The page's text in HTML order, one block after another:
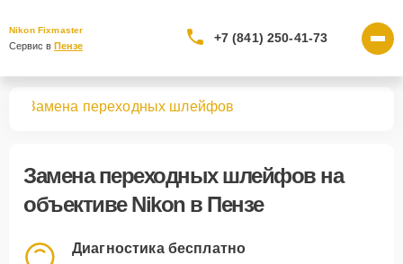
Nikon Fixmaster
Сервис в Пензе
+7 (841) 250-41-73
Замена переходных шлейфов
Замена переходных шлейфовна
объективе Nikon в Пензе
Диагностика бесплатно